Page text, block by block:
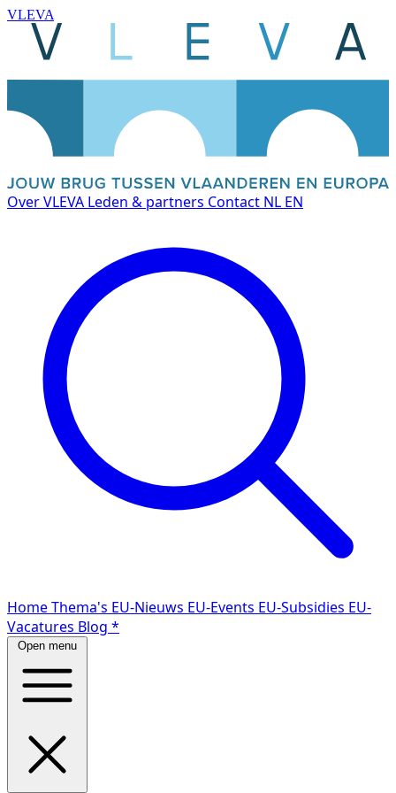
VLEVA
Over VLEVA Leden & partners Contact NL EN
HomeThema's EU-Nieuws EU-Events EU-Subsidies EU-
Vacatures Blog *
Open menu